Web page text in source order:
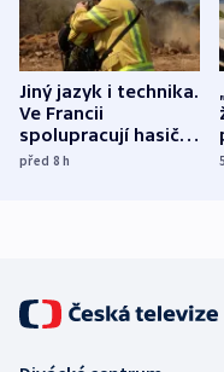
Jiný jazyk i technika.
Ve Francii
spolupracují hasiči z
různých zemí
před 8h